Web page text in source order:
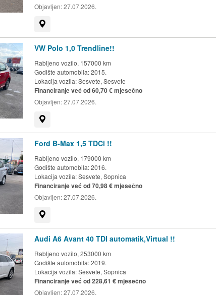
Objavljen:27.07.2026.
VW Polo 1,0 Trendline!!
Rabljeno vozilo, 157000 km
Godište automobila: 2015.
Lokacija vozila:Sesvete, Sesvete
Financiranje već od 60,70 € mjesečno
Objavljen:27.07.2026.
Ford B-Max 1,5 TDCi !!
Rabljeno vozilo, 179000 km
Godište automobila: 2016.
Lokacija vozila:Sesvete, Sopnica
Financiranje već od 70,98 € mjesečno
Objavljen:27.07.2026.
Audi A6 Avant 40 TDI automatik,Virtual !!
Rabljeno vozilo, 253000 km
Godište automobila: 2019.
Lokacija vozila:Sesvete, Sopnica
Financiranje već od 228,61 € mjesečno
Objavljen:27.07.2026.